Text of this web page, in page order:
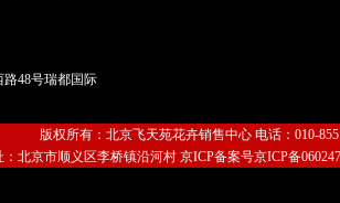
48号瑞都国际
版权所有：北京飞天苑花卉销售中心 电话：010-
：北京市顺义区李桥镇沿河村 京ICP备案号京ICP备